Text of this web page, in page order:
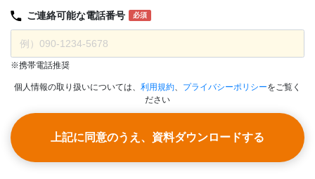
ご連絡可能な電話番号 必須
※携帯電話推奨
個人情報の取り扱いについては、 利用規約、 プライバシーポリシーをご覧く
ださい
上記に同意のうえ、資料ダウンロードする